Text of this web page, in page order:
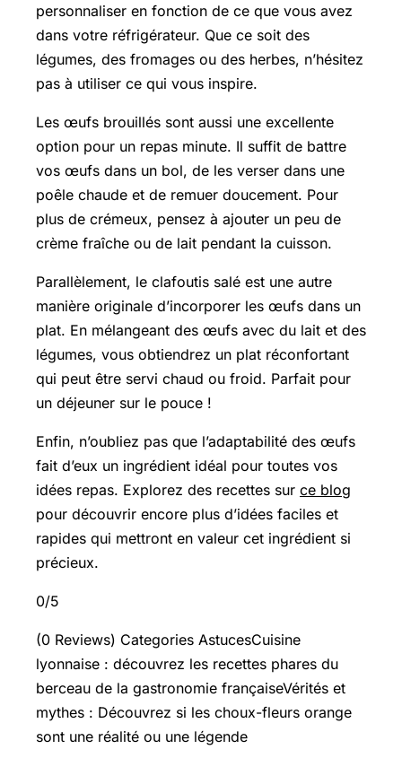
personnaliser en fonction de ce que vous avez
dans votre réfrigérateur. Que ce soit des
légumes, des fromages ou des herbes, n’hésitez
pas à utiliser ce qui vous inspire.
Les œufs brouillés sont aussi une excellente
option pour un repas minute. Il suffit de battre
vos œufs dans un bol, de les verser dans une
poêle chaude et de remuer doucement. Pour
plus de crémeux, pensez à ajouter un peu de
crème fraîche ou de lait pendant la cuisson.
Parallèlement, le clafoutis salé est une autre
manière originale d’incorporer les œufs dans un
plat. En mélangeant des œufs avec du lait et des
légumes, vous obtiendrez un plat réconfortant
qui peut être servi chaud ou froid. Parfait pour
un déjeuner sur le pouce !
Enfin, n’oubliez pas que l’adaptabilité des œufs
fait d’eux un ingrédient idéal pour toutes vos
idées repas. Explorez des recettes sur ce blog
pour découvrir encore plus d’idées faciles et
rapides qui mettront en valeur cet ingrédient si
précieux.
0/5
(0 Reviews) Categories AstucesCuisine
lyonnaise : découvrez les recettes phares du
berceau de la gastronomie françaiseVérités et
mythes : Découvrez si les choux-fleurs orange
sont une réalité ou une légende